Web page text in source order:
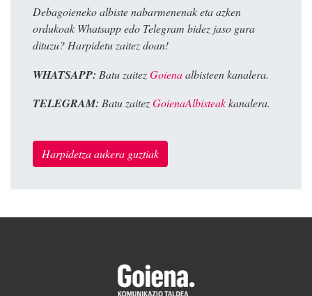
Debagoieneko albiste nabarmenenak eta azken
ordukoak Whatsapp edo Telegram bidez jaso gura
dituzu? Harpidetu zaitez doan!
WHATSAPP: Batu zaitezGoienaalbisteen kanalera.
TELEGRAM: Batu zaitezGoienaAlbisteakkanalera.
Harpidetza aukera guztiak